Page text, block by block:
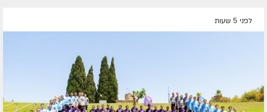
לפני 5 שעות